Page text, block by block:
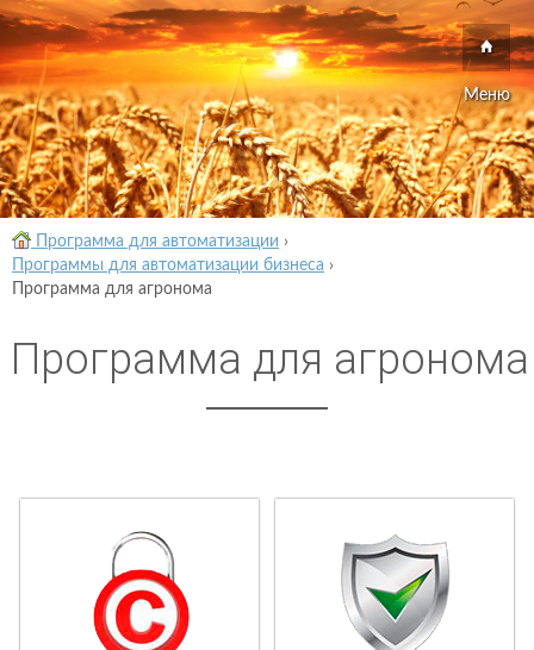
Меню
Программа для автоматизации ›
Программы для автоматизации бизнеса ›
Программа для агронома
Программа для агронома